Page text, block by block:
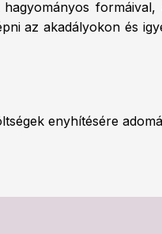
az akadályokon és
enyhítésére